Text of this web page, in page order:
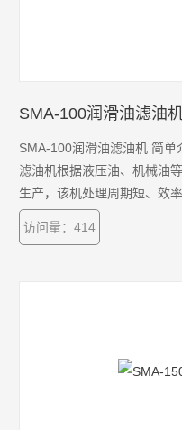
SMA-100润滑油滤油
SMA-100润滑油滤油机 简单
滤油机根据液压油、机械油
生产，该机处理周期短、效
体、杂质及挥发物（如酒精
访问量：414